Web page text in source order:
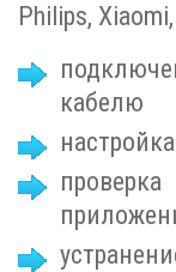
Philips,
кабелю